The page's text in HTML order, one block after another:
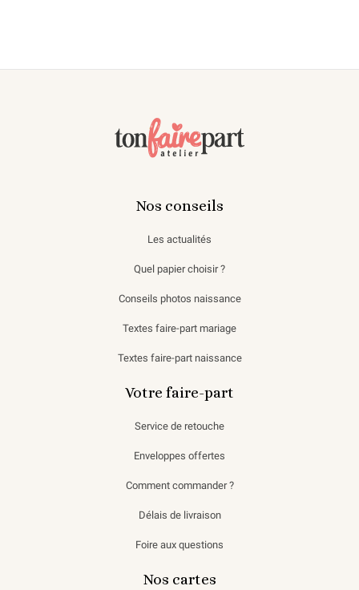
Nos conseils
Les actualités
Quel papier choisir ?
Conseils photos naissance
Textes faire-part mariage
Textes faire-part naissance
Votre faire-part
Service de retouche
Enveloppes offertes
Comment commander ?
Délais de livraison
Foire aux questions
Nos cartes